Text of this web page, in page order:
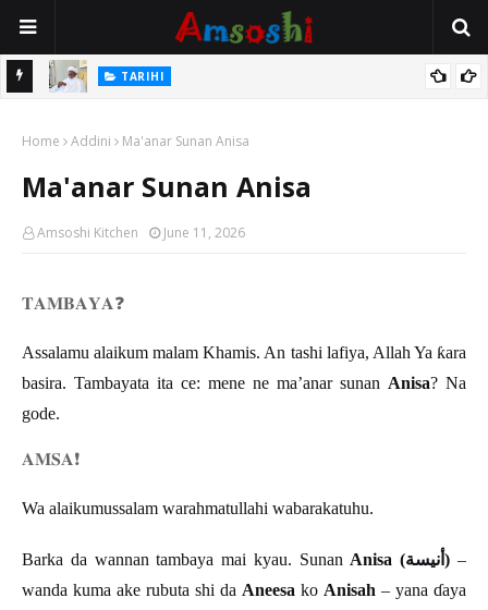
Mata TARIHI
Hassan
Home Addini Ma'anar Sunan Anisa
Ma'anar Sunan Anisa
Amsoshi Kitchen June 11, 2026
𝐓𝐀𝐌𝐁𝐀𝐘𝐀❓
Assalamu alaikum malam Khamis. An tashi lafiya, Allah Ya ƙara
basira. Tambayata ita ce: mene ne ma’anar sunan Anisa? Na
gode.
𝐀𝐌𝐒𝐀❗️
Wa alaikumussalam warahmatullahi wabarakatuhu.
Barka da wannan tambaya mai kyau. Sunan Anisa (أنيسة) –
wanda kuma ake rubuta shi da Aneesa ko Anisah – yana ɗaya